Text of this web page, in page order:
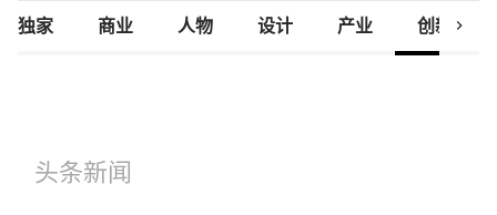
独家 商业 人物 设计 产业 创新研究
chevron_right
头条新闻